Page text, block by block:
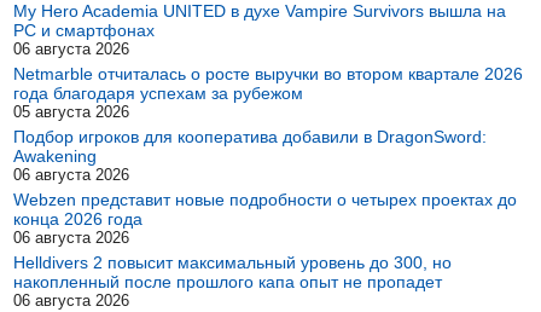
My Hero Academia UNITED в духе Vampire Survivors вышла на
PC и смартфонах
06 августа 2026
Netmarble отчиталась о росте выручки во втором квартале 2026
года благодаря успехам за рубежом
05 августа 2026
Подбор игроков для кооператива добавили в DragonSword:
Awakening
06 августа 2026
Webzen представит новые подробности о четырех проектах до
конца 2026 года
06 августа 2026
Helldivers 2 повысит максимальный уровень до 300, но
накопленный после прошлого капа опыт не пропадет
06 августа 2026